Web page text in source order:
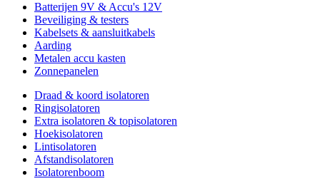
Batterijen 9V & Accu's 12V
Beveiliging & testers
Kabelsets & aansluitkabels
Aarding
Metalen accu kasten
Zonnepanelen
Draad & koord isolatoren
Ringisolatoren
Extra isolatoren & topisolatoren
Hoekisolatoren
Lintisolatoren
Afstandisolatoren
Isolatorenboom